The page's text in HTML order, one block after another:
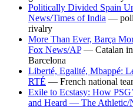
Politically Divided Spain
News/Times of India —
rivalry
More Than Ever, Barça
Fox News/AP— Catalan
Barcelona
Liberté, Egalité, Mbappé:
RTÉ — French national
Exile to Ecstasy: How
and Heard — The Athletic/